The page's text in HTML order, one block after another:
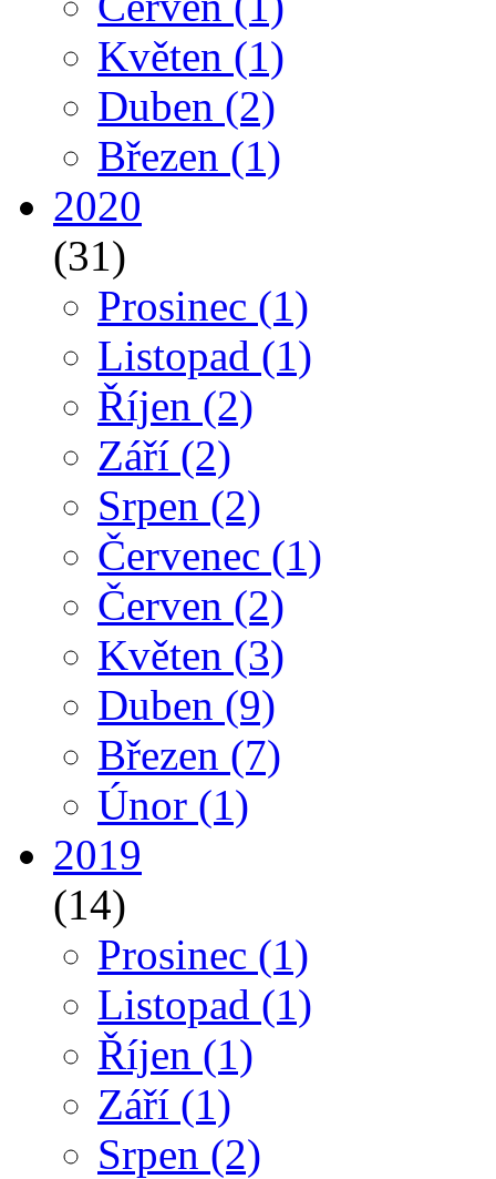
Květen (1)
Duben (2)
Březen (1)
2020
(31)
Prosinec (1)
Listopad (1)
Říjen (2)
Září (2)
Srpen (2)
Červenec (1)
Červen (2)
Květen (3)
Duben (9)
Březen (7)
Únor (1)
2019
(14)
Prosinec (1)
Listopad (1)
Říjen (1)
Září (1)
Srpen (2)